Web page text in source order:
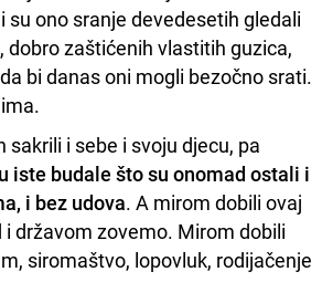
su ono sranje devedesetih gledali
dobro zaštićenih vlastitih guzica,
bi danas oni mogli bezočno srati.
sakrili i sebe i svoju djecu, pa
iste budale što su onomad ostali i
i bez udova. A mirom dobili ovaj
i državom zovemo. Mirom dobili
siromaštvo, lopovluk, rodijačenje